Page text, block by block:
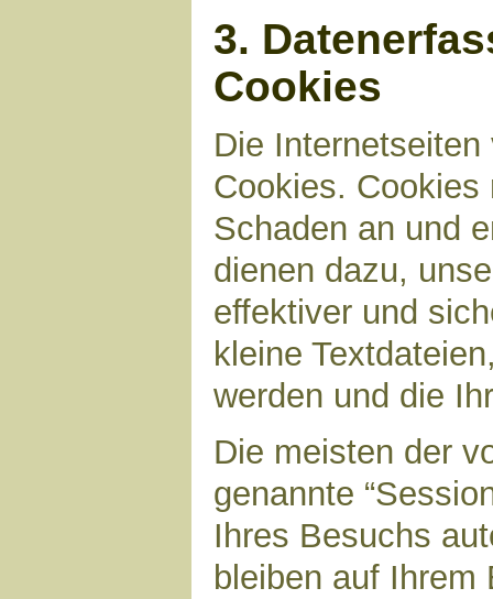
3.
Cookies
Die
Cookies.
Schaden an und
dienen dazu,
effektiver und
kleine
werden und die
Die meisten der
genannte
Ihres Besuchs
bleiben auf